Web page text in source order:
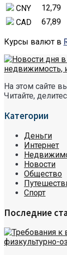
CNY
12,79
CAD
67,89
Курсы валют в
На этом сайте
Читайте,
Категории
Деньги
Интернет
Новости
Общество
Спорт
Последние